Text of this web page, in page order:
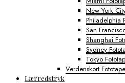
New York
Philadelphia
San
Shanghai
Sydney
Tokyo
Verdenskort
Lærredstryk